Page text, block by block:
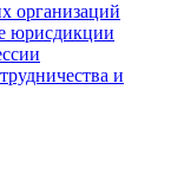
организаций
юрисдикции
и